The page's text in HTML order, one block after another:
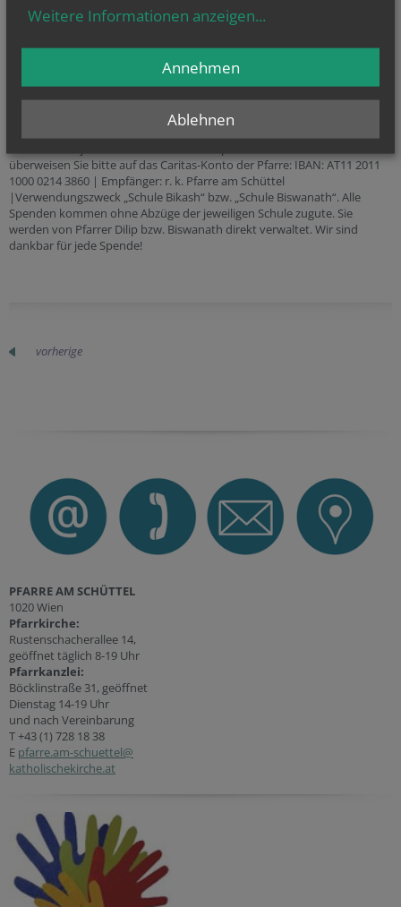
Pfarrer Michael (im hellen Shirt) mit Biswanath (links von ihm) und den
überweisen Sie bitte auf das Caritas-Konto der Pfarre: IBAN: AT11 2011
1000 0214 3860 | Empfänger: r. k. Pfarre am Schüttel
|Verwendungszweck „Schule Bikash“ bzw. „Schule Biswanath“. Alle
Spenden kommen ohne Abzüge der jeweiligen Schule zugute. Sie
werden von Pfarrer Dilip bzw. Biswanath direkt verwaltet. Wir sind
dankbar für jede Spende!
vorherige
PFARRE AM SCHÜTTEL
1020 Wien
Pfarrkirche:
Rustenschacherallee 14,
geöffnet täglich 8-19 Uhr
Pfarrkanzlei:
Böcklinstraße 31, geöffnet
Dienstag 14-19 Uhr
und nach Vereinbarung
T +43 (1) 728 18 38
E pfarre.am-schuettel@
katholischekirche.at
Weitere Informationen anzeigen...
Ablehnen
Annehmen